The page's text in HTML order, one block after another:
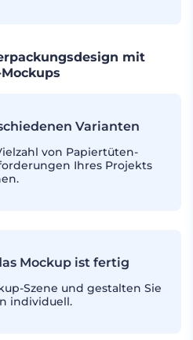
mit
Varianten
von Papiertüten-
Ihres Projekts
Mockup ist fertig
Szene und gestalten Sie
individuell.